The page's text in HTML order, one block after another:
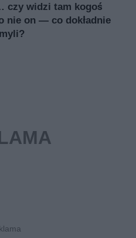
czy widzi tam kogoś
nie on — co dokładnie